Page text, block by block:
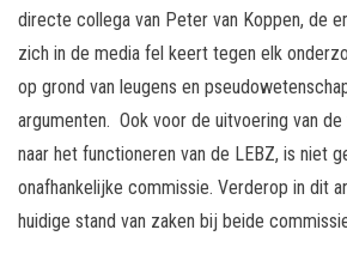
directe collega van Peter van Koppen, de
zich in de media fel keert tegen elk
op grond van leugens en
argumenten. Ook voor de uitvoering van
naar het functioneren van de LEBZ, is niet
onafhankelijke commissie. Verderop in dit
huidige stand van zaken bij beide